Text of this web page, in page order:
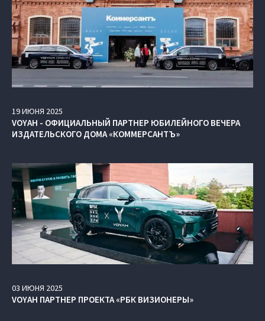
19ИЮНЯ 2025
VOYAH - ОФИЦИАЛЬНЫЙ ПАРТНЕР ЮБИЛЕЙНОГО ВЕЧЕРА
ИЗДАТЕЛЬСКОГО ДОМА «КОММЕРСАНТЪ»
03 ИЮНЯ 2025
VOYAH ПАРТНЕР ПРОЕКТА «РБК ВИЗИОНЕРЫ»